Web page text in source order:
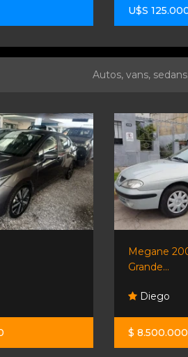
U$S
Autos, vans,
Megane
Grande...
Diego
$ 8.500.000